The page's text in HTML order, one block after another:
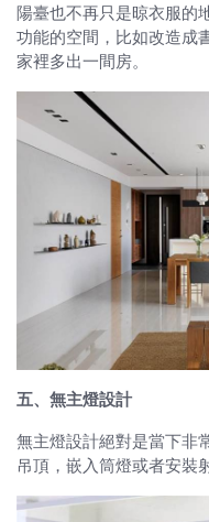
陽臺也不再只是晾衣服的
功能的空間，比如改造成
家裡多出一間房。
五、無主燈設計
無主燈設計絕對是當下非
吊頂，嵌入筒燈或者安裝